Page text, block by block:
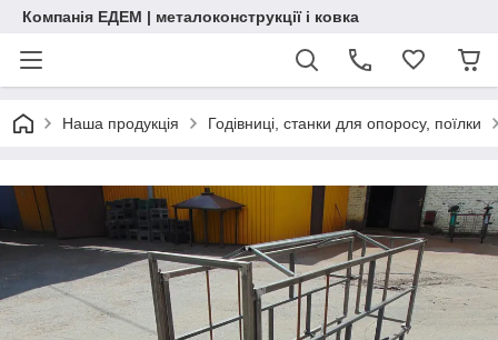
Компанія ЕДЕМ | металоконструкції і ковка
Наша продукція Годівниці, станки для опоросу, поїлки